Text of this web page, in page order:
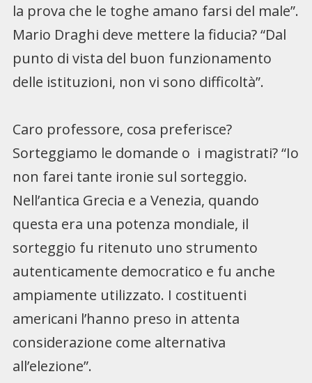
la prova che le toghe amano farsi del male”.
Mario Draghi deve mettere la fiducia? “Dal
punto di vista del buon funzionamento
delle istituzioni, non vi sono difficoltà”.
Caro professore, cosa preferisce?
Sorteggiamo le domande o i magistrati? “Io
non farei tante ironie sul sorteggio.
Nell’antica Grecia e a Venezia, quando
questa era una potenza mondiale, il
sorteggio fu ritenuto uno strumento
autenticamente democratico e fu anche
ampiamente utilizzato. I costituenti
americani l’hanno preso in attenta
considerazione come alternativa
all’elezione”.